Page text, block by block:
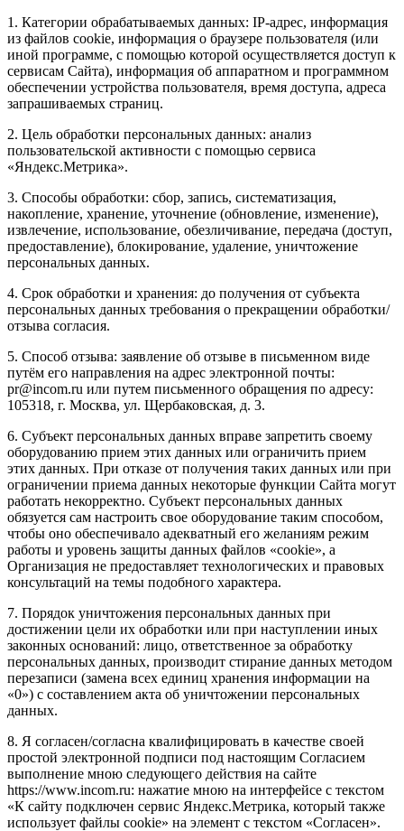
1. Категории обрабатываемых данных: IP-адрес, информация
из файлов cookie, информация о браузере пользователя (или
иной программе, с помощью которой осуществляется доступ к
сервисам Сайта), информация об аппаратном и программном
обеспечении устройства пользователя, время доступа, адреса
запрашиваемых страниц.
2. Цель обработки персональных данных: анализ
пользовательской активности с помощью сервиса
«Яндекс.Метрика».
3. Способы обработки: сбор, запись, систематизация,
накопление, хранение, уточнение (обновление, изменение),
извлечение, использование, обезличивание, передача (доступ,
предоставление), блокирование, удаление, уничтожение
персональных данных.
4. Срок обработки и хранения: до получения от субъекта
персональных данных требования о прекращении обработки/
отзыва согласия.
5. Способ отзыва: заявление об отзыве в письменном виде
путём его направления на адрес электронной почты:
pr@incom.ru или путем письменного обращения по адресу:
105318, г. Москва, ул. Щербаковская, д. 3.
6. Субъект персональных данных вправе запретить своему
оборудованию прием этих данных или ограничить прием
этих данных. При отказе от получения таких данных или при
ограничении приема данных некоторые функции Сайта могут
работать некорректно. Субъект персональных данных
обязуется сам настроить свое оборудование таким способом,
чтобы оно обеспечивало адекватный его желаниям режим
работы и уровень защиты данных файлов «cookie», а
Организация не предоставляет технологических и правовых
консультаций на темы подобного характера.
7. Порядок уничтожения персональных данных при
достижении цели их обработки или при наступлении иных
законных оснований: лицо, ответственное за обработку
персональных данных, производит стирание данных методом
перезаписи (замена всех единиц хранения информации на
«0») с составлением акта об уничтожении персональных
данных.
8. Я согласен/согласна квалифицировать в качестве своей
простой электронной подписи под настоящим Согласием
выполнение мною следующего действия на сайте
https://www.incom.ru: нажатие мною на интерфейсе с текстом
«К сайту подключен сервис Яндекс.Метрика, который также
использует файлы cookie» на элемент с текстом «Согласен».